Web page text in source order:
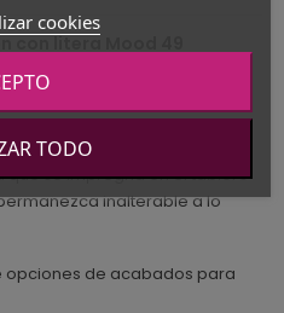
con litera Mood 49
tablero melamínico: es un
que se impregna en el tablero
inalterable a lo
opciones de acabados para
cookies
TODO